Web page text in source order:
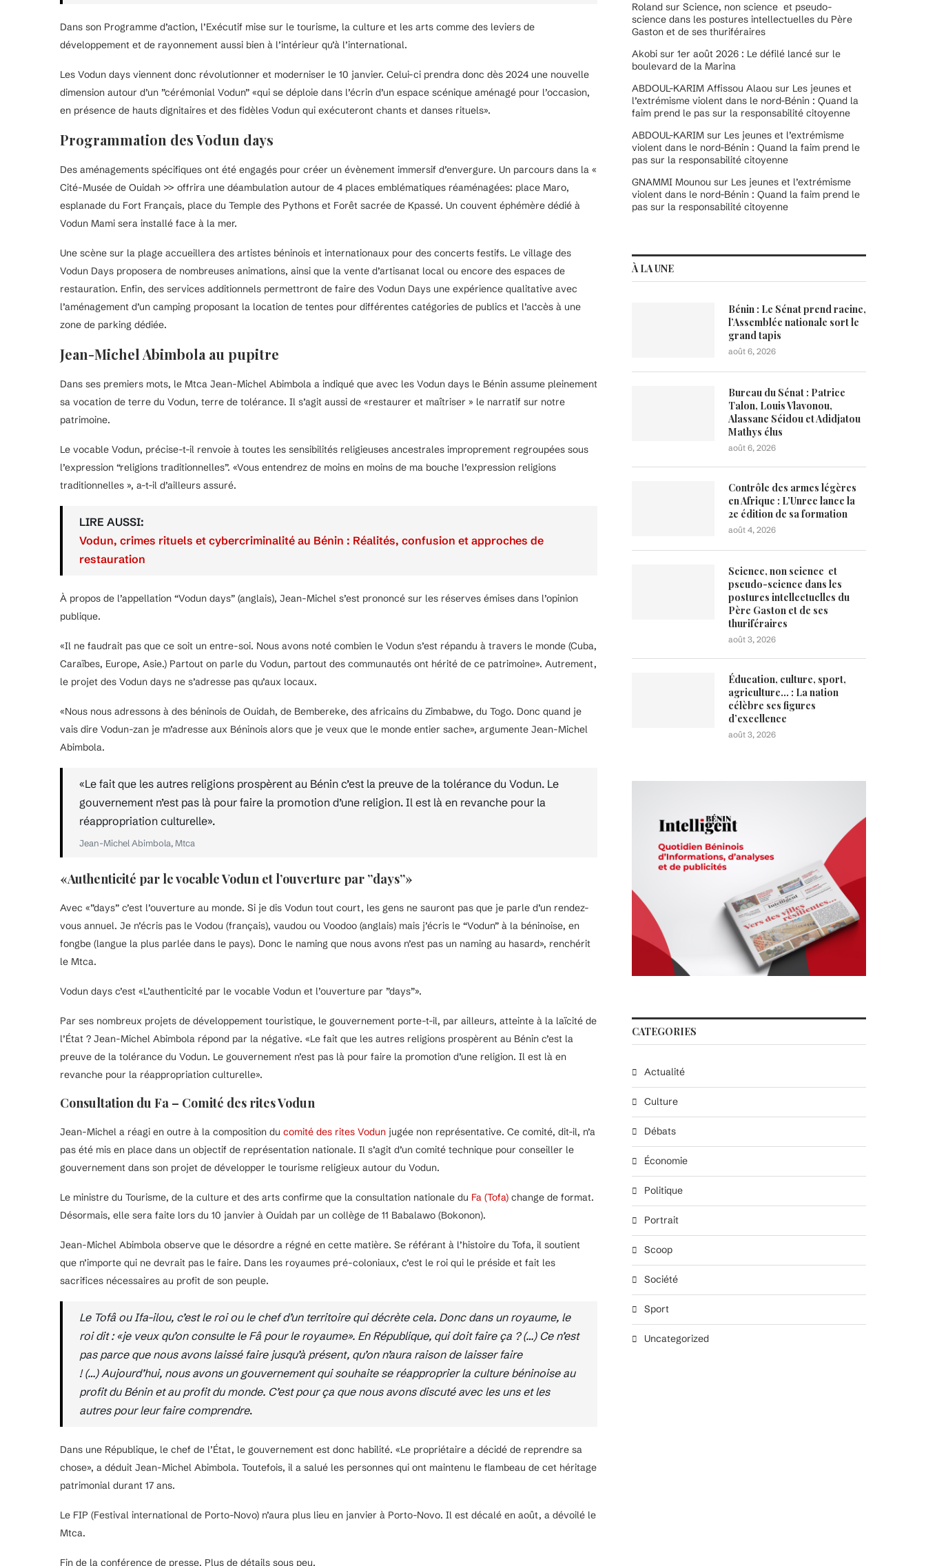
Dans son Programme d’action, l’Exécutif mise sur le tourisme, la culture et les arts comme des leviers de
développement et de rayonnement aussi bien à l’intérieur qu’à l’international.
Les Vodun days viennent donc révolutionner et moderniser le 10 janvier. Celui-ci prendra donc dès 2024 une nouvelle
dimension autour d’un ”cérémonial Vodun” «qui se déploie dans l’écrin d’un espace scénique aménagé pour l’occasion,
en présence de hauts dignitaires et des fidèles Vodun qui exécuteront chants et danses rituels».
Programmation des Vodun days
Des aménagements spécifiques ont été engagés pour créer un évènement immersif d’envergure. Un parcours dans la «
Cité-Musée de Ouidah >> offrira une déambulation autour de 4 places emblématiques réaménagées: place Maro,
esplanade du Fort Français, place du Temple des Pythons et Forêt sacrée de Kpassé. Un couvent éphémère dédié à
Vodun Mami sera installé face à la mer.
Une scène sur la plage accueillera des artistes béninois et internationaux pour des concerts festifs. Le village des
Vodun Days proposera de nombreuses animations, ainsi que la vente d’artisanat local ou encore des espaces de
restauration. Enfin, des services additionnels permettront de faire des Vodun Days une expérience qualitative avec
l’aménagement d’un camping proposant la location de tentes pour différentes catégories de publics et l’accès à une
zone de parking dédiée.
Jean-Michel Abimbola au pupitre
Dans ses premiers mots, le Mtca Jean-Michel Abimbola a indiqué que avec les Vodun days le Bénin assume pleinement
sa vocation de terre du Vodun, terre de tolérance. Il s’agit aussi de «restaurer et maîtriser » le narratif sur notre
patrimoine.
Le vocable Vodun, précise-t-il renvoie à toutes les sensibilités religieuses ancestrales improprement regroupées sous
l’expression “religions traditionnelles”. «Vous entendrez de moins en moins de ma bouche l’expression religions
traditionnelles », a-t-il d’ailleurs assuré.
LIRE AUSSI:
Vodun, crimes rituels et cybercriminalité au Bénin : Réalités, confusion et approches de
restauration
À propos de l’appellation “Vodun days” (anglais), Jean-Michel s’est prononcé sur les réserves émises dans l’opinion
publique.
«Il ne faudrait pas que ce soit un entre-soi. Nous avons noté combien le Vodun s’est répandu à travers le monde (Cuba,
Caraïbes, Europe, Asie.) Partout on parle du Vodun, partout des communautés ont hérité de ce patrimoine». Autrement,
le projet des Vodun days ne s’adresse pas qu’aux locaux.
«Nous nous adressons à des béninois de Ouidah, de Bembereke, des africains du Zimbabwe, du Togo. Donc quand je
vais dire Vodun-zan je m’adresse aux Béninois alors que je veux que le monde entier sache», argumente Jean-Michel
Abimbola.
«Le fait que les autres religions prospèrent au Bénin c’est la preuve de la tolérance du Vodun. Le
gouvernement n’est pas là pour faire la promotion d’une religion. Il est là en revanche pour la
réappropriation culturelle».
Jean-Michel Abimbola, Mtca
«Authenticité par le vocable Vodun et l’ouverture par ”days”»
Avec «”days” c’est l’ouverture au monde. Si je dis Vodun tout court, les gens ne sauront pas que je parle d’un rendez-
vous annuel. Je n’écris pas le Vodou (français), vaudou ou Voodoo (anglais) mais j’écris le “Vodun” à la béninoise, en
fongbe (langue la plus parlée dans le pays). Donc le naming que nous avons n’est pas un naming au hasard», renchérit
le Mtca.
Vodun days c’est «L’authenticité par le vocable Vodun et l’ouverture par ”days”».
Par ses nombreux projets de développement touristique, le gouvernement porte-t-il, par ailleurs, atteinte à la laïcité de
l’État ? Jean-Michel Abimbola répond par la négative. «Le fait que les autres religions prospèrent au Bénin c’est la
preuve de la tolérance du Vodun. Le gouvernement n’est pas là pour faire la promotion d’une religion. Il est là en
revanche pour la réappropriation culturelle».
Consultation du Fa – Comité des rites Vodun
Jean-Michel a réagi en outre à la composition du comité des rites Vodun jugée non représentative. Ce comité, dit-il, n’a
pas été mis en place dans un objectif de représentation nationale. Il s’agit d’un comité technique pour conseiller le
gouvernement dans son projet de développer le tourisme religieux autour du Vodun.
Le ministre du Tourisme, de la culture et des arts confirme que la consultation nationale du Fa (Tofa) change de format.
Désormais, elle sera faite lors du 10 janvier à Ouidah par un collège de 11 Babalawo (Bokonon).
Jean-Michel Abimbola observe que le désordre a régné en cette matière. Se référant à l’histoire du Tofa, il soutient
que n’importe qui ne devrait pas le faire. Dans les royaumes pré-coloniaux, c’est le roi qui le préside et fait les
sacrifices nécessaires au profit de son peuple.
Le Tofâ ou Ifa-ilou, c’est le roi ou le chef d’un territoire qui décrète cela. Donc dans un royaume, le
roi dit : «je veux qu’on consulte le Fâ pour le royaume». En République, qui doit faire ça ? (…) Ce n’est
pas parce que nous avons laissé faire jusqu’à présent, qu’on n’aura raison de laisser faire
! (…) Aujourd’hui, nous avons un gouvernement qui souhaite se réapproprier la culture béninoise au
profit du Bénin et au profit du monde. C’est pour ça que nous avons discuté avec les uns et les
autres pour leur faire comprendre.
Dans une République, le chef de l’État, le gouvernement est donc habilité. «Le propriétaire a décidé de reprendre sa
chose», a déduit Jean-Michel Abimbola. Toutefois, il a salué les personnes qui ont maintenu le flambeau de cet héritage
patrimonial durant 17 ans.
Le FIP (Festival international de Porto-Novo) n’aura plus lieu en janvier à Porto-Novo. Il est décalé en août, a dévoilé le
Mtca.
Fin de la conférence de presse. Plus de détails sous peu.
Roland sur Science, non science et pseudo-
science dans les postures intellectuelles du Père
Gaston et de ses thuriféraires
Akobi sur 1er août 2026 : Le défilé lancé sur le
boulevard de la Marina
ABDOUL-KARIM Affissou Alaou sur Les jeunes et
l’extrémisme violent dans le nord-Bénin : Quand la
faim prend le pas sur la responsabilité citoyenne
ABDOUL-KARIM sur Les jeunes et l’extrémisme
violent dans le nord-Bénin : Quand la faim prend le
pas sur la responsabilité citoyenne
GNAMMI Mounou sur Les jeunes et l’extrémisme
violent dans le nord-Bénin : Quand la faim prend le
pas sur la responsabilité citoyenne
À LA UNE
Bénin : Le Sénat prend racine,
l’Assemblée nationale sort le
grand tapis
août 6, 2026
Bureau du Sénat : Patrice
Talon, Louis Vlavonou,
Alassane Séidou et Adidjatou
Mathys élus
août 6, 2026
Contrôle des armes légères
en Afrique : L’Unrec lance la
2e édition de sa formation
août 4, 2026
Science, non science et
pseudo-science dans les
postures intellectuelles du
Père Gaston et de ses
thuriféraires
août 3, 2026
Éducation, culture, sport,
agriculture… : La nation
célèbre ses figures
d’excellence
août 3, 2026
CATEGORIES
Actualité
Culture
Débats
Économie
Politique
Portrait
Scoop
Société
Sport
Uncategorized